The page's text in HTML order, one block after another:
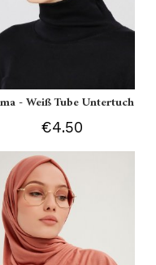
- Weiß Tube Untertuch
€4.50